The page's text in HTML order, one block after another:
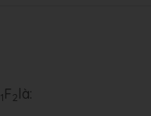
1F2là: